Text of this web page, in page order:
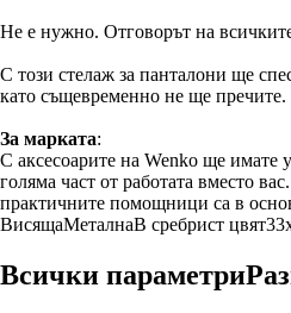
Не е нужно. Отговорът на
С този стелаж за панталони ще
като същевременно не ще пречите.
За марката:
С аксесоарите на Wenko ще имате
голяма част от работата вместо
практичните помощници са в
ВисящаМеталнаВ сребрист цвят
Всички параметри